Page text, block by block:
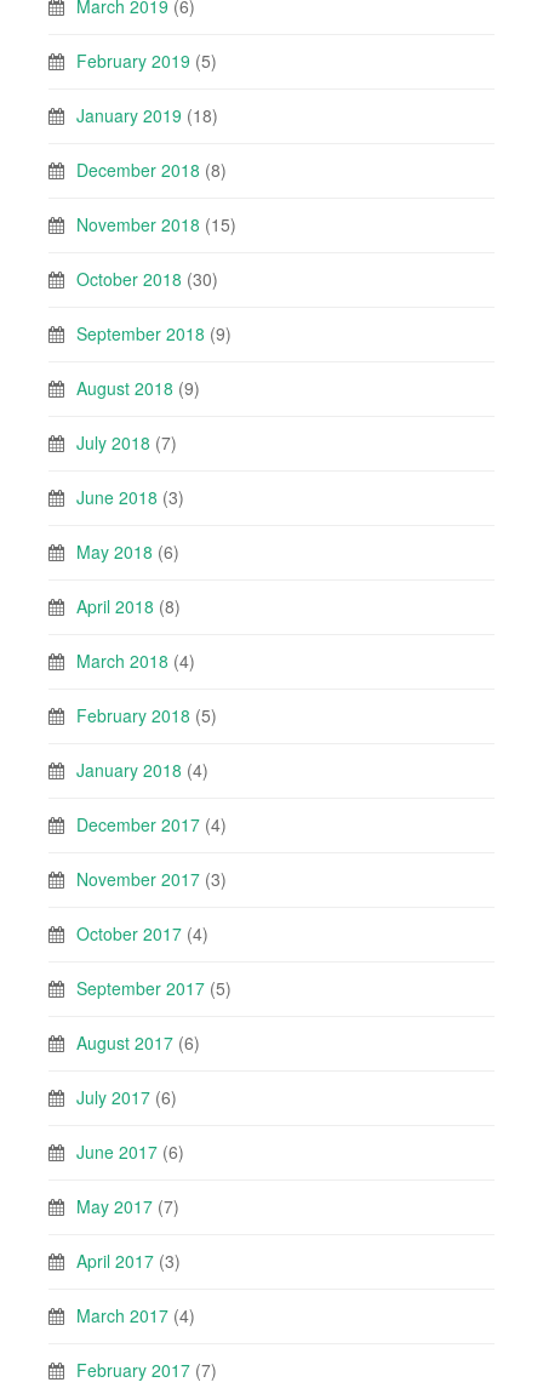
March 2019 (6)
February 2019 (5)
January 2019 (18)
December 2018 (8)
November 2018 (15)
October 2018 (30)
September 2018 (9)
August 2018 (9)
July 2018 (7)
June 2018 (3)
May 2018 (6)
April 2018 (8)
March 2018 (4)
February 2018 (5)
January 2018 (4)
December 2017 (4)
November 2017 (3)
October 2017 (4)
September 2017 (5)
August 2017 (6)
July 2017 (6)
June 2017 (6)
May 2017 (7)
April 2017 (3)
March 2017 (4)
February 2017 (7)